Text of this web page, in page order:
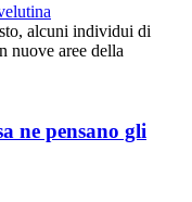
alcuni individui di
nuove aree della
ne pensano gli